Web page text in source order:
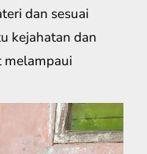
dan sesuai
kejahatan dan
melampaui